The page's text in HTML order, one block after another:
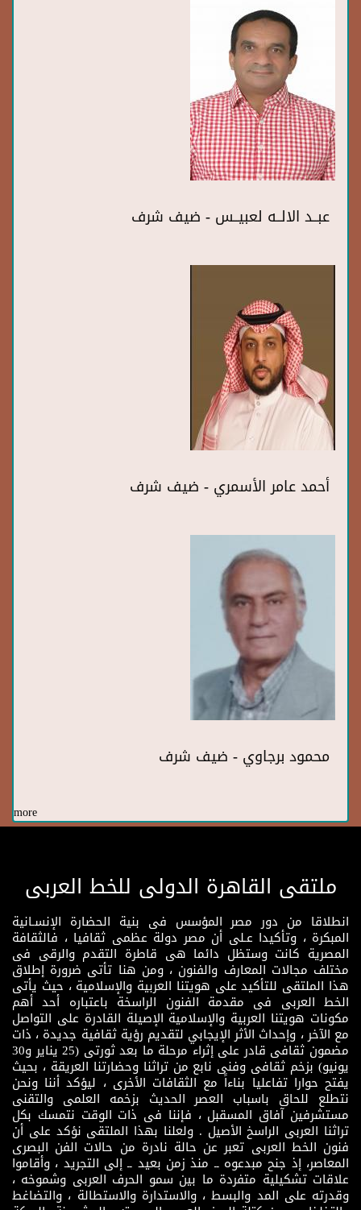
عبــد الالــه لعبيــس - ضيف شرف
أحمد عامر الأسمري - ضيف شرف
محمود برجاوي - ضيف شرف
more
ملتقى القاهرة الدولى للخط العربى
انطلاقا من دور مصر المؤسس فى بنية الحضارة الإنسـانية
المبكرة ، وتأكيدا عـلى أن مصر دولة عظمى ثقافيا ، فالثقافة
المصرية كانت وستظل دائما هى قاطرة التقدم والرقى فى
مختلف مجالات المعارف والفنون ، ومن هنا تأتى ضرورة إطلاق
هذا الملتقى للتأكيد على هويتنا العربية والإسلامية ، حيث يأتى
الخط العربى فى مقدمة الفنون الراسخة باعتباره أحد أهم
مكونات هويتنا العربية والإسلامية الإصيلة القادرة على التواصل
مع الآخر ، وإحداث الأثر الإيجابي لتقديم رؤية ثقافية جديدة ، ذات
مضمون ثقافى قادر على إثراء مرحلة ما بعد ثورتى (25 يناير و30
يونيو) بزخم ثقافى وفنى نابع من تراثنا وحضارتنا العريقة ، بحيث
يفتح حوارا تفاعليا بناءاً مع الثقافات الأخرى ، ليؤكد أننا ونحن
نتطلع للحاق باسباب العصر الحديث بزخمه العلمى والتقنى
مستشرفين آفاق المسقبل ، فإننا فى ذات الوقت نتمسك بكل
تراثنا العربى الراسخ الأصيل . ولعلنا بهذا الملتقى نؤكد على أن
فنون الخط العربى تعبر عن حالة نادرة من حالات الفن البصرى
المعاصر، إذ جنح مبدعوه ــ منذ زمن بعيد ــ إلى التجريد ، وأقاموا
علاقات تشكيلية متفردة ما بين سمو الحرف العربى وشموخه ،
وقدرته على المد والبسط ، والاستدارة والاستطالة ، والتضاغط